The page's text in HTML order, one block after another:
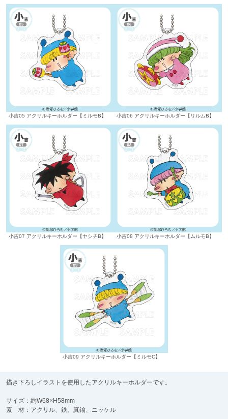
小吉05 アクリルキーホルダー【ミルモB】 小吉06 アクリルキーホルダー【リルムB】
小吉07 アクリルキーホルダー【ヤシチB】 小吉08 アクリルキーホルダー【ムルモB】
小吉09 アクリルキーホルダー【ミルモC】
描き下ろしイラストを使用したアクリルキーホルダーです。
サイズ：約W68×H58mm
素 材：アクリル、鉄、真鍮、ニッケル